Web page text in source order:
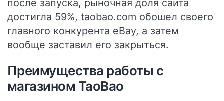
после запуска, рыночная доля сайта
достигла 59%, taobao.com обошел своего
главного конкурента eBay, а затем
вообще заставил его закрыться.
Преимущества работы с
магазином TaoBao